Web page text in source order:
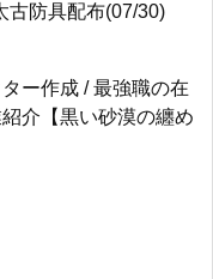
古防具配布(07/30)
ー作成 / 最強職の在
介【黒い砂漠の纏め